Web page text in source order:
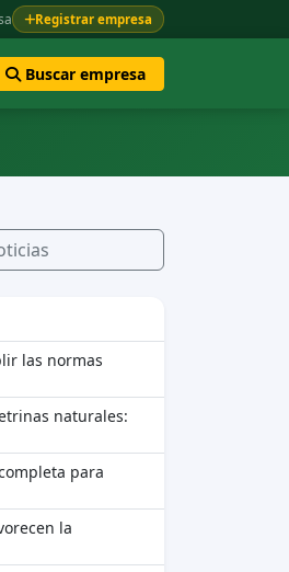
Registrar empresa
Buscar empresa
las normas
naturales:
para
la